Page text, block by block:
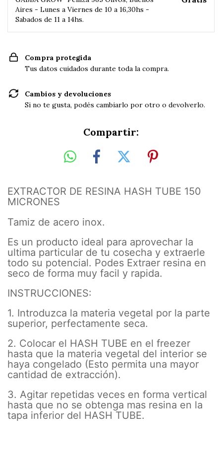
Aires - Lunes a Viernes de 10 a 16,30hs -
Sabados de 11 a 14hs.
Compra protegida
Tus datos cuidados durante toda la compra.
Cambios y devoluciones
Si no te gusta, podés cambiarlo por otro o devolverlo.
Compartir:
EXTRACTOR DE RESINA HASH TUBE 150
MICRONES
Tamiz de acero inox.
Es un producto ideal para aprovechar la
ultima particular de tu cosecha y extraerle
todo su potencial. Podes Extraer resina en
seco de forma muy facil y rapida.
INSTRUCCIONES:
1. Introduzca la materia vegetal por la parte
superior, perfectamente seca.
2. Colocar el HASH TUBE en el freezer
hasta que la materia vegetal del interior se
haya congelado (Esto permita una mayor
cantidad de extracción).
3. Agitar repetidas veces en forma vertical
hasta que no se obtenga mas resina en la
tapa inferior del HASH TUBE.